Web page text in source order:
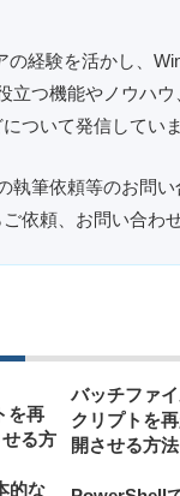
の経験を活かし、
立つ機能やノウハ
ついて発信していま
執筆依頼等のお問
依頼、お問い合わ
バッチファ
クリプトを
開させる方法